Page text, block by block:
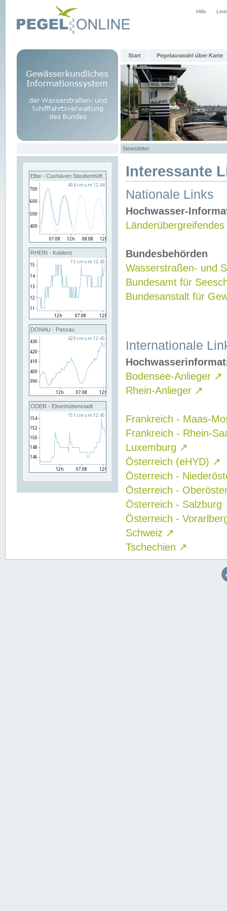
Hilfe
Start Pegelauswahl über Karte
Newsletter
Elbe - Cuxhaven Steubenhöft
RHEIN - Koblenz
DONAU - Passau
ODER - Eisenhüttenstadt
Interessante
Nationale Links
Hochwasser-
Bundesbehörden
Wasserstraßen- und
Bundesamt für
Bundesanstalt für
Internationale
Bodensee-Anlieger ↗
Rhein-Anlieger ↗
Frankreich - Maas-
Frankreich - Rhein-
Luxemburg ↗
Österreich (eHYD) ↗
Österreich -
Österreich -
Österreich - Salzburg
Österreich -
Schweiz ↗
Tschechien ↗